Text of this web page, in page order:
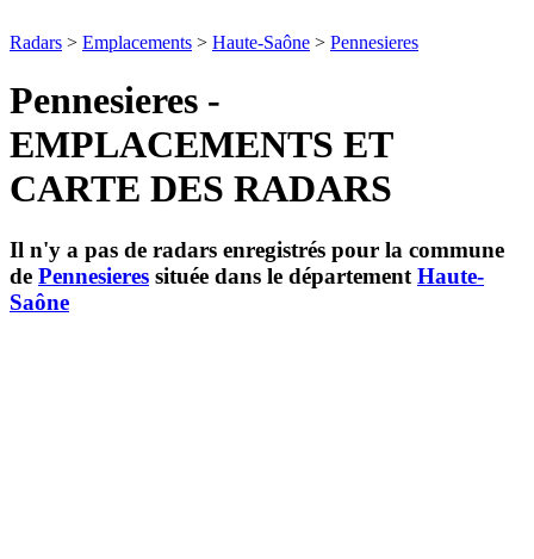
Radars > Emplacements > Haute-Saône > Pennesieres
Pennesieres -
EMPLACEMENTS ET
CARTE DES RADARS
Il n'y a pas de radars enregistrés pour la commune
de Pennesieres située dans le département Haute-
Saône